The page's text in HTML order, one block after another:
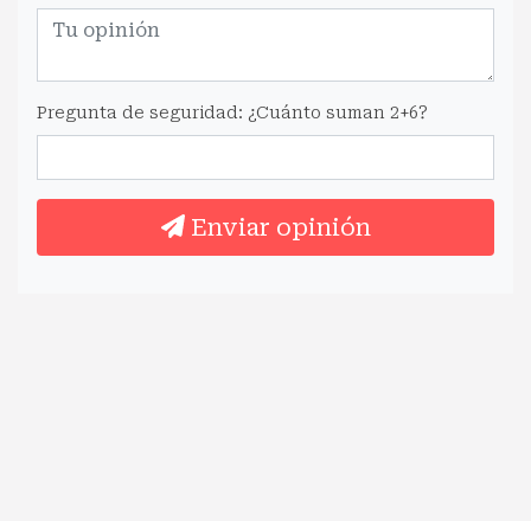
Pregunta de seguridad: ¿Cuánto suman 2+6?
Enviar opinión